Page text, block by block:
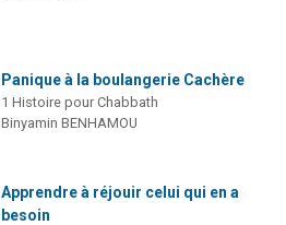
Panique à la boulangerie Cachère
1 Histoire pour Chabbath
Binyamin BENHAMOU
Apprendre à réjouir celui qui en a
besoin